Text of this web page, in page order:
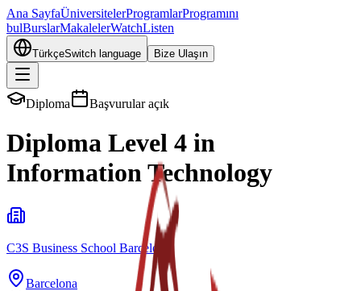
Ana SayfaÜniversitelerProgramlarProgramını
bulBurslarMakalelerWatchListen
TürkçeSwitch language Bize Ulaşın
Diploma Başvurular açık
Diploma Level 4 in
Information Technology
C3S Business School Barcelona
Barcelona